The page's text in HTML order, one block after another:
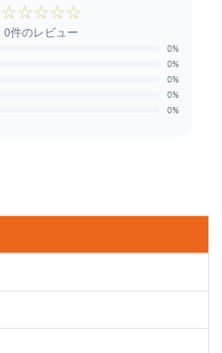
☆☆☆☆☆
0件のレビュー
0%
0%
0%
0%
0%